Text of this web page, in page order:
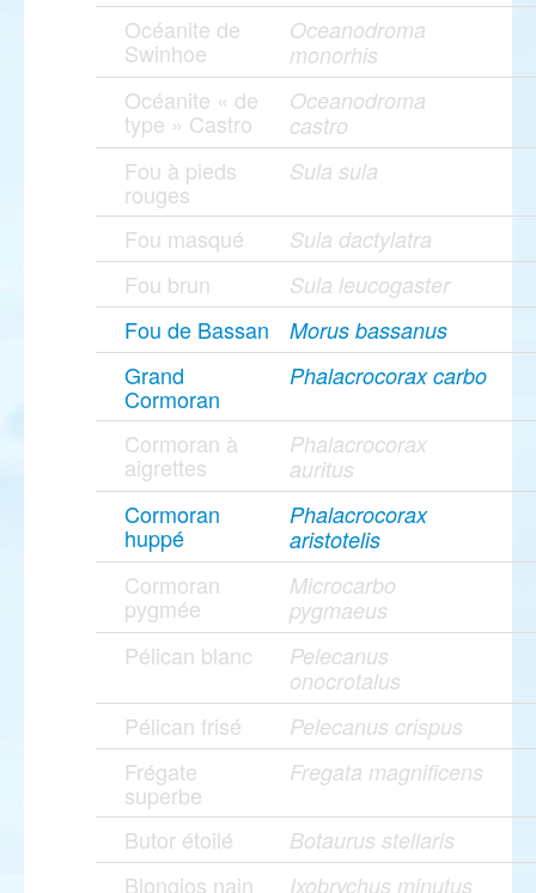
Océanite de
Swinhoe
Oceanodroma
monorhis
Océanite « de
type » Castro
Oceanodroma
castro
Fou à pieds
rouges
Sula sula
Fou masqué Sula dactylatra
Fou brun Sula leucogaster
Fou de Bassan Morus bassanus
Grand
Cormoran
Phalacrocorax carbo
Cormoran à
aigrettes
Phalacrocorax
auritus
Cormoran
huppé
Phalacrocorax
aristotelis
Cormoran
pygmée
Microcarbo
pygmaeus
Pélican blanc
Pelecanus
onocrotalus
Pélican frisé Pelecanus crispus
Frégate
superbe
Fregata magnificens
Butor étoilé Botaurus stellaris
Blongios nain Ixobrychus minutus